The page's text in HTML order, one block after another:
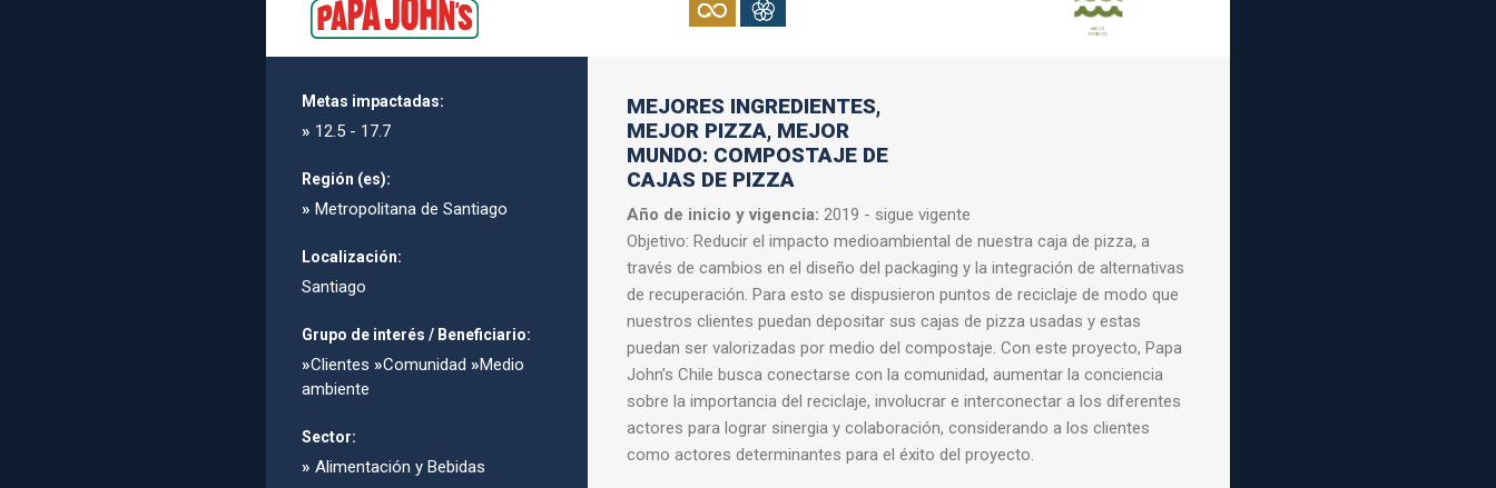
Metas impactadas:
» 12.5 - 17.7
Región (es):
» Metropolitana de Santiago
Localización:
Santiago
Grupo de interés / Beneficiario:
»Clientes »Comunidad »Medio
ambiente
Sector:
» Alimentación y Bebidas
MEJORES INGREDIENTES,
MEJOR PIZZA, MEJOR
MUNDO: COMPOSTAJE DE
CAJAS DE PIZZA
Año de inicio y vigencia: 2019 - sigue vigente
Objetivo: Reducir el impacto medioambiental de nuestra caja de pizza, a
través de cambios en el diseño del packaging y la integración de alternativas
de recuperación. Para esto se dispusieron puntos de reciclaje de modo que
nuestros clientes puedan depositar sus cajas de pizza usadas y estas
puedan ser valorizadas por medio del compostaje. Con este proyecto, Papa
John’s Chile busca conectarse con la comunidad, aumentar la conciencia
sobre la importancia del reciclaje, involucrar e interconectar a los diferentes
actores para lograr sinergia y colaboración, considerando a los clientes
como actores determinantes para el éxito del proyecto.